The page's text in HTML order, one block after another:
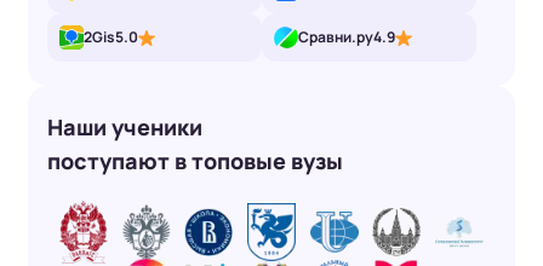
2Gis5.0 Сравни.ру4.9
Наши ученики
поступают в топовые вузы